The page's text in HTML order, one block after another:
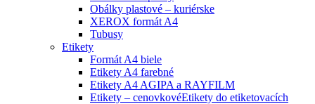
Obálky plastové – kuriérske
XEROX formát A4
Tubusy
Etikety
Formát A4 biele
Etikety A4 farebné
Etikety A4 AGIPA a RAYFILM
Etikety – cenovkovéEtikety do etiketovacích